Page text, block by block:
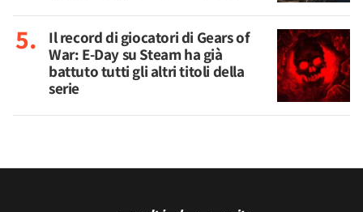
Il record di giocatori di Gears of
War: E-Day su Steam ha già
battuto tutti gli altri titoli della
serie